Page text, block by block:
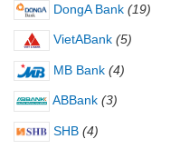
DongA Bank (19)
VietABank (5)
MB Bank (4)
ABBank (3)
SHB (4)